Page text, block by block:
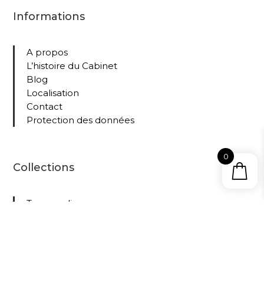
Informations
A propos
L’histoire du Cabinet
Blog
Localisation
Contact
Protection des données
Collections
Tous nos livres
0